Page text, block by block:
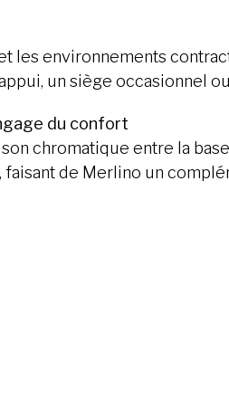
les environnements
un siège
du confort
chromatique entre la
de Merlino un